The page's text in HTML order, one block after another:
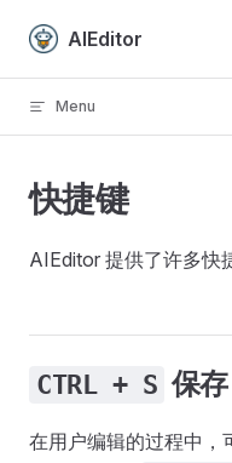
Skip to content
AIEditor
Menu
快捷键
AIEditor 提供了许多快
CTRL + S 保存
在用户编辑的过程中，